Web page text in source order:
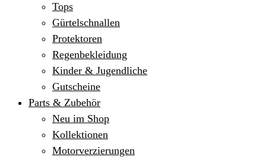
Tops
Gürtelschnallen
Protektoren
Regenbekleidung
Kinder & Jugendliche
Gutscheine
Parts & Zubehör
Neu im Shop
Kollektionen
Motorverzierungen